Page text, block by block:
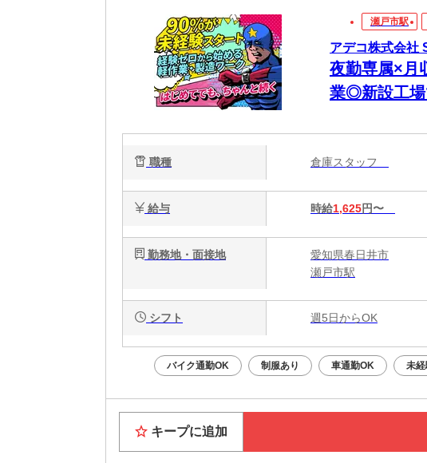
瀬戸市駅
アデコ株式会社
夜勤専属×月
業◎新設工場
職種 倉庫スタッフ
給与 時給1,625円〜
勤務地・面接地
愛知県春日井市
瀬戸市駅
シフト 週5日からOK
バイク通勤OK 制服あり 車通勤OK 未
キープに追加